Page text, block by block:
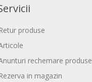
Retur produse
rechemare produse
Rezerva in magazin